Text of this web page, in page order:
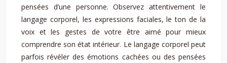
pensées d’une personne. Observez attentivement le
langage corporel, les expressions faciales, le ton de la
voix et les gestes de votre être aimé pour mieux
comprendre son état intérieur. Le langage corporel peut
parfois révéler des émotions cachées ou des pensées